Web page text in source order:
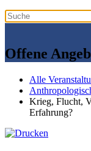
Offene
Alle
Krieg, Flucht,
Erfahrung?